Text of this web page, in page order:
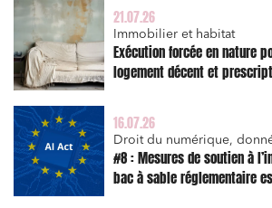
21.07.26
Immobilier et habitat
Exécution forcée en nature
logement décent et
16.07.26
Droit du numérique,
#8 : Mesures de soutien à
bac à sable réglementaire